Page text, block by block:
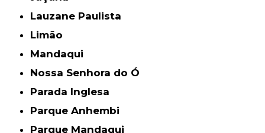
Lauzane Paulista
Limão
Mandaqui
Nossa Senhora do Ó
Parada Inglesa
Parque Anhembi
Parque Mandaqui